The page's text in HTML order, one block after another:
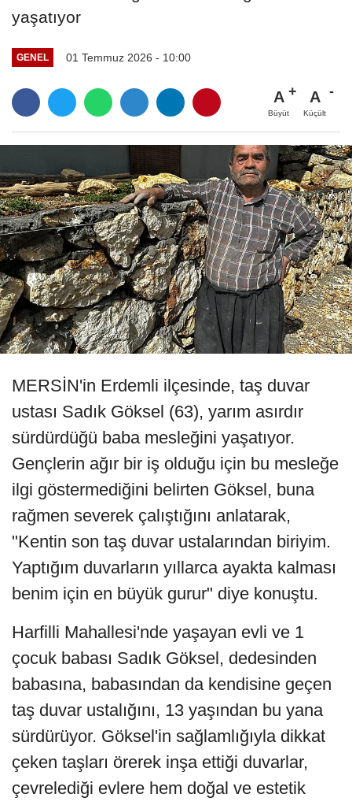
yaşatıyor
GENEL 01 Temmuz 2026 - 10:00
A
Büyüt
A
Küçült
MERSİN'in Erdemli ilçesinde, taş duvar
ustası Sadık Göksel (63), yarım asırdır
sürdürdüğü baba mesleğini yaşatıyor.
Gençlerin ağır bir iş olduğu için bu mesleğe
ilgi göstermediğini belirten Göksel, buna
rağmen severek çalıştığını anlatarak,
"Kentin son taş duvar ustalarından biriyim.
Yaptığım duvarların yıllarca ayakta kalması
benim için en büyük gurur" diye konuştu.
Harfilli Mahallesi'nde yaşayan evli ve 1
çocuk babası Sadık Göksel, dedesinden
babasına, babasından da kendisine geçen
taş duvar ustalığını, 13 yaşından bu yana
sürdürüyor. Göksel'in sağlamlığıyla dikkat
çeken taşları örerek inşa ettiği duvarlar,
çevrelediği evlere hem doğal ve estetik